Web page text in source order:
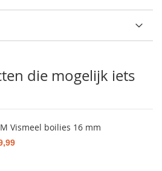
die mogelijk iets
Vismeel boilies 16 mm